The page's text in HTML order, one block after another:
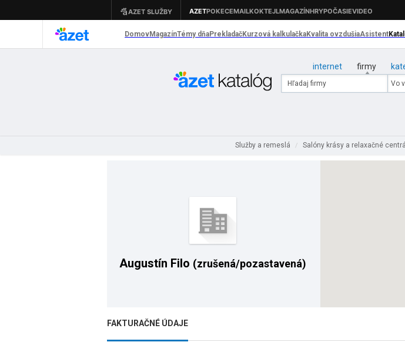
internet firmy
Služby a remeslá / Salóny krásy a relaxačné centrá
Augustín Filo (zrušená/pozastavená)
FAKTURAČNÉ ÚDAJE